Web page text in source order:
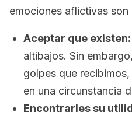
emociones aflictivas son
Aceptar que existen:
altibajos. Sin
golpes que
en una circunstancia
Encontrarles su